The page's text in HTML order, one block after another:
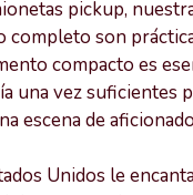
pickup,
completo son
compacto es
una vez suficientes
escena de
Unidos le